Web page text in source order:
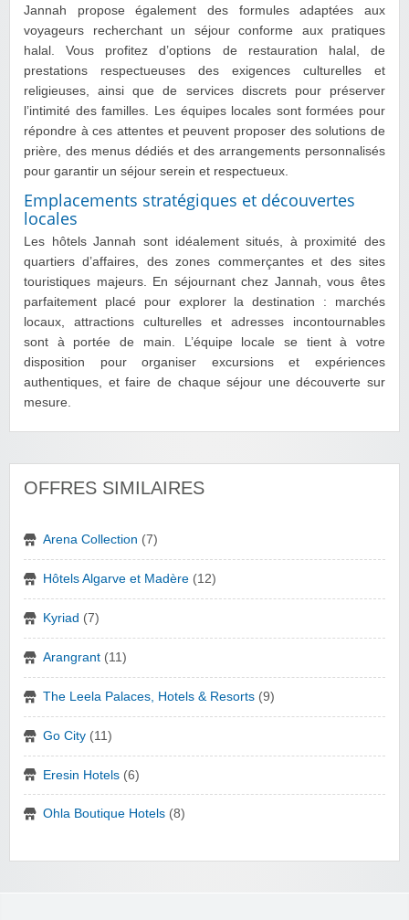
Jannah propose également des formules adaptées aux
voyageurs recherchant un séjour conforme aux pratiques
halal. Vous profitez d’options de restauration halal, de
prestations respectueuses des exigences culturelles et
religieuses, ainsi que de services discrets pour préserver
l’intimité des familles. Les équipes locales sont formées pour
répondre à ces attentes et peuvent proposer des solutions de
prière, des menus dédiés et des arrangements personnalisés
pour garantir un séjour serein et respectueux.
Emplacements stratégiques et découvertes
locales
Les hôtels Jannah sont idéalement situés, à proximité des
quartiers d’affaires, des zones commerçantes et des sites
touristiques majeurs. En séjournant chez Jannah, vous êtes
parfaitement placé pour explorer la destination : marchés
locaux, attractions culturelles et adresses incontournables
sont à portée de main. L’équipe locale se tient à votre
disposition pour organiser excursions et expériences
authentiques, et faire de chaque séjour une découverte sur
mesure.
OFFRES SIMILAIRES
Arena Collection (7)
Hôtels Algarve et Madère (12)
Kyriad (7)
Arangrant (11)
The Leela Palaces, Hotels & Resorts (9)
Go City (11)
Eresin Hotels (6)
Ohla Boutique Hotels (8)